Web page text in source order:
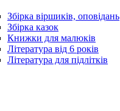
Збірка віршиків, оповідань
Збірка казок
Книжки для малюків
Література від 6 років
Література для підлітків